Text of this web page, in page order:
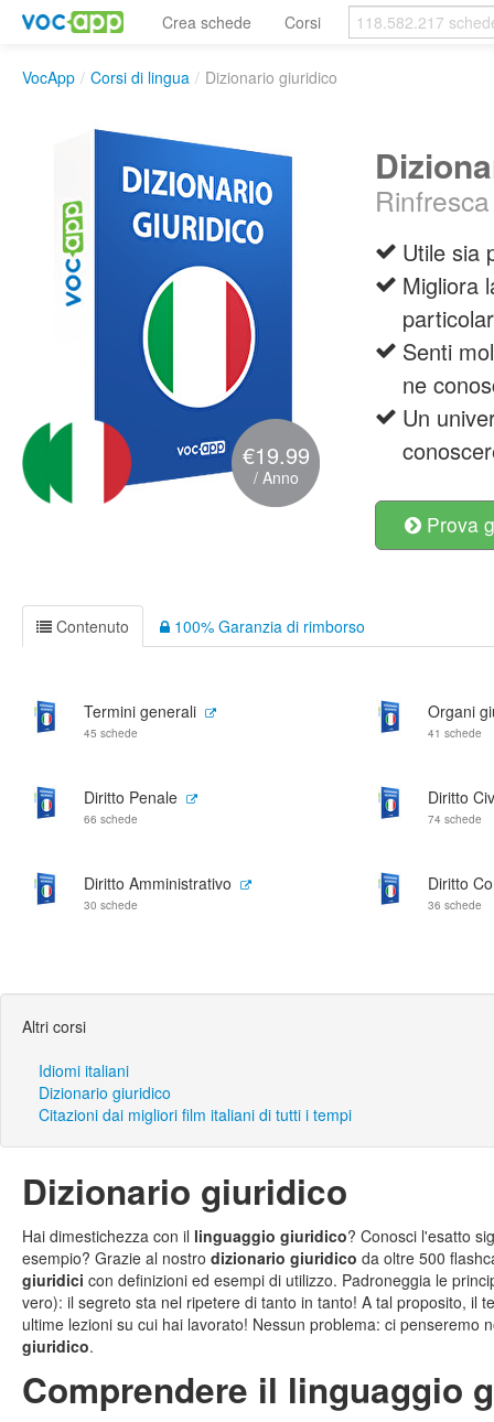
Crea schede Corsi
VocApp / Corsi di lingua / Dizionario giuridico
€19.99
/ Anno
Utile sia
Migliora
Senti
ne
Un
Prova
Contenuto 100% Garanzia di rimborso
Termini generali
45 schede
Organi
41 schede
Diritto Penale
66 schede
Diritto
74 schede
Diritto Amministrativo
30 schede
Diritto
36 schede
Altri corsi
Idiomi italiani
Dizionario giuridico
Citazioni dai migliori film italiani di tutti i tempi
Dizionario giuridico
Hai dimestichezza con il linguaggio giuridico? Conosci l'esatto
esempio? Grazie al nostro dizionario giuridico da oltre 500
giuridici con definizioni ed esempi di utilizzo. Padroneggia le
vero): il segreto sta nel ripetere di tanto in tanto! A tal proposito, il
ultime lezioni su cui hai lavorato! Nessun problema: ci
giuridico.
Comprendere il linguaggio